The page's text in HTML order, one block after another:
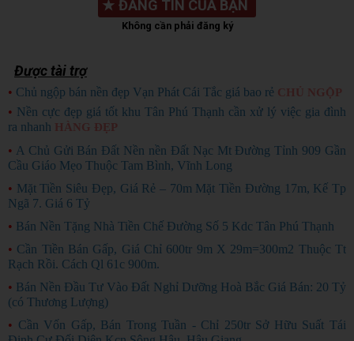
★ ĐĂNG TIN CỦA BẠN
Không cần phải đăng ký
Được tài trợ
• Chủ ngộp bán nền đẹp Vạn Phát Cái Tắc giá bao rẻ CHỦ NGỘP
• Nền cực đẹp giá tốt khu Tân Phú Thạnh cần xử lý việc gia đình
ra nhanh HÀNG ĐẸP
• A Chủ Gửi Bán Đất Nền nền Đất Nạc Mt Đường Tỉnh 909 Gần
Cầu Giáo Mẹo Thuộc Tam Bình, Vĩnh Long
• Mặt Tiền Siêu Đẹp, Giá Rẻ – 70m Mặt Tiền Đường 17m, Kế Tp
Ngã 7. Giá 6 Tỷ
• Bán Nền Tặng Nhà Tiền Chế Đường Số 5 Kdc Tân Phú Thạnh
• Cần Tiền Bán Gấp, Giá Chỉ 600tr 9m X 29m=300m2 Thuộc Tt
Rạch Rồi. Cách Ql 61c 900m.
• Bán Nền Đầu Tư Vào Đất Nghỉ Dưỡng Hoà Bắc Giá Bán: 20 Tỷ
(có Thương Lượng)
• Cần Vốn Gấp, Bán Trong Tuần - Chỉ 250tr Sở Hữu Suất Tái